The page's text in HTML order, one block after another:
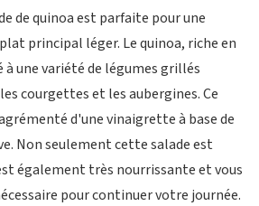
de quinoa est parfaite pour une
principal léger. Le quinoa, riche en
une variété de légumes grillés
courgettes et les aubergines. Ce
d'une vinaigrette à base de
Non seulement cette salade est
également très nourrissante et vous
pour continuer votre journée.